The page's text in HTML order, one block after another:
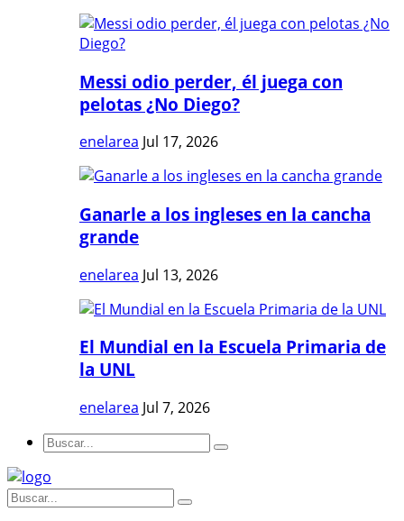
Messi odio perder, él juega con
pelotas ¿No Diego?
enelarea Jul 17, 2026
Ganarle a los ingleses en la cancha
grande
enelarea Jul 13, 2026
El Mundial en la Escuela Primaria de
la UNL
enelarea Jul 7, 2026